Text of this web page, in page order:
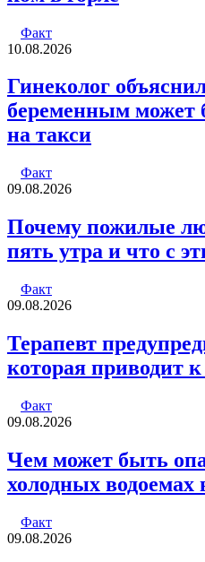
Факт
10.08.2026
Гинеколог
беременным может
на такси
Факт
09.08.2026
Почему пожилые
пять утра и что с
Факт
09.08.2026
Терапевт
которая приводит
Факт
09.08.2026
Чем может быть
холодных водоемах
Факт
09.08.2026